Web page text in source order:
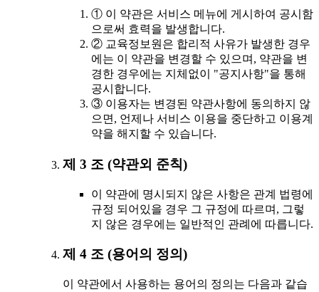
① 이 약관은 서비스 메뉴에 게시하여 공시함
으로써 효력을 발생합니다.
② 교육정보원은 합리적 사유가 발생한 경우
에는 이 약관을 변경할 수 있으며, 약관을 변
경한 경우에는 지체없이 "공지사항"을 통해
공시합니다.
③ 이용자는 변경된 약관사항에 동의하지 않
으면, 언제나 서비스 이용을 중단하고 이용계
약을 해지할 수 있습니다.
제 3 조 (약관외 준칙)
이 약관에 명시되지 않은 사항은 관계 법령에
규정 되어있을 경우 그 규정에 따르며, 그렇
지 않은 경우에는 일반적인 관례에 따릅니다.
제 4 조 (용어의 정의)
이 약관에서 사용하는 용어의 정의는 다음과 같습